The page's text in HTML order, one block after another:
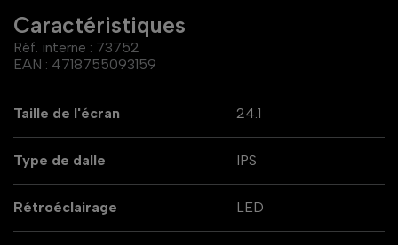
Caractéristiques
Réf. interne : 73752
EAN : 4718755093159
Taille de l'écran 24.1
Type de dalle IPS
Rétroéclairage LED